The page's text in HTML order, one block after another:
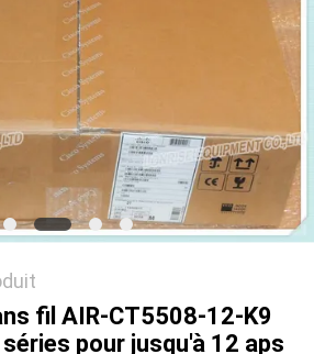
fil AIR-CT5508-12-K9
pour jusqu'à 12 aps